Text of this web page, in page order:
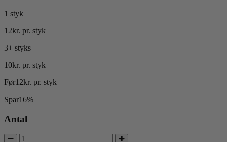
1 styk
12kr. pr. styk
3+ styks
10kr. pr. styk
Før12kr. pr. styk
Spar16%
Antal